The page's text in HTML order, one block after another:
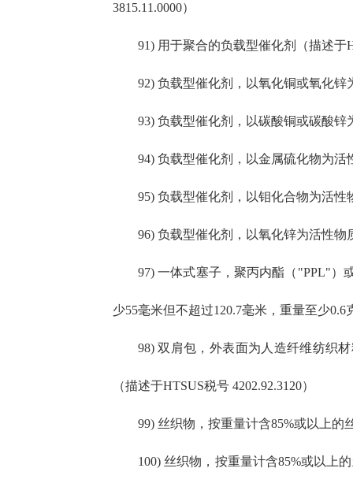
3815.11.0000）
91) 用于聚合的负载型催化剂（描述于
92) 负载型催化剂，以氧化铜或氧化锌
93) 负载型催化剂，以碳酸铜或碳酸锌
94) 负载型催化剂，以金属硫化物为活
95) 负载型催化剂，以钼化合物为活性
96) 负载型催化剂，以氧化锌为活性物
97) 一体式塞子，聚丙内酯（"PPL"）
少55毫米但不超过120.7毫米，重量至少
98) 双肩包，外表面为人造纤维纺织
（描述于HTSUS税号 4202.92.3120）
99) 丝织物，按重量计含85%或以上的
100) 丝织物，按重量计含85%或以上